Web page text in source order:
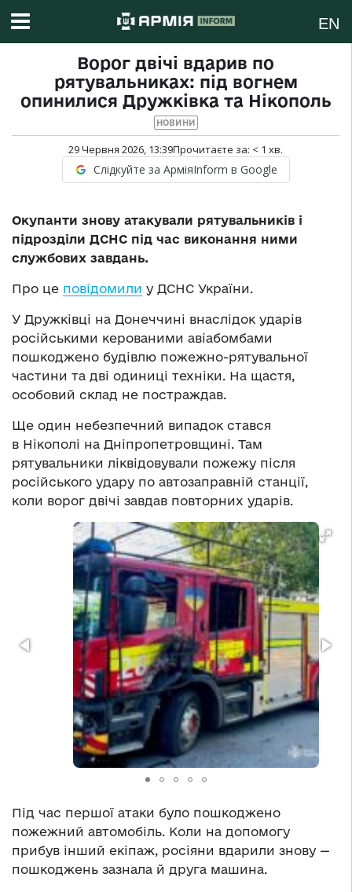
EN
Ворог двічі вдарив по
рятувальниках: під вогнем
опинилися Дружківка та Нікополь
НОВИНИ
29 Червня 2026, 13:39Прочитаєте за: < 1 хв.
Слідкуйте за АрміяInform в Google
Окупанти знову атакували рятувальників і
підрозділи ДСНС під час виконання ними
службових завдань.
Про це повідомили у ДСНС України.
У Дружківці на Донеччині внаслідок ударів
російськими керованими авіабомбами
пошкоджено будівлю пожежно-рятувальної
частини та дві одиниці техніки. На щастя,
особовий склад не постраждав.
Ще один небезпечний випадок стався
в Нікополі на Дніпропетровщині. Там
рятувальники ліквідовували пожежу після
російського удару по автозаправній станції,
коли ворог двічі завдав повторних ударів.
Під час першої атаки було пошкоджено
пожежний автомобіль. Коли на допомогу
прибув інший екіпаж, росіяни вдарили знову —
пошкоджень зазнала й друга машина.